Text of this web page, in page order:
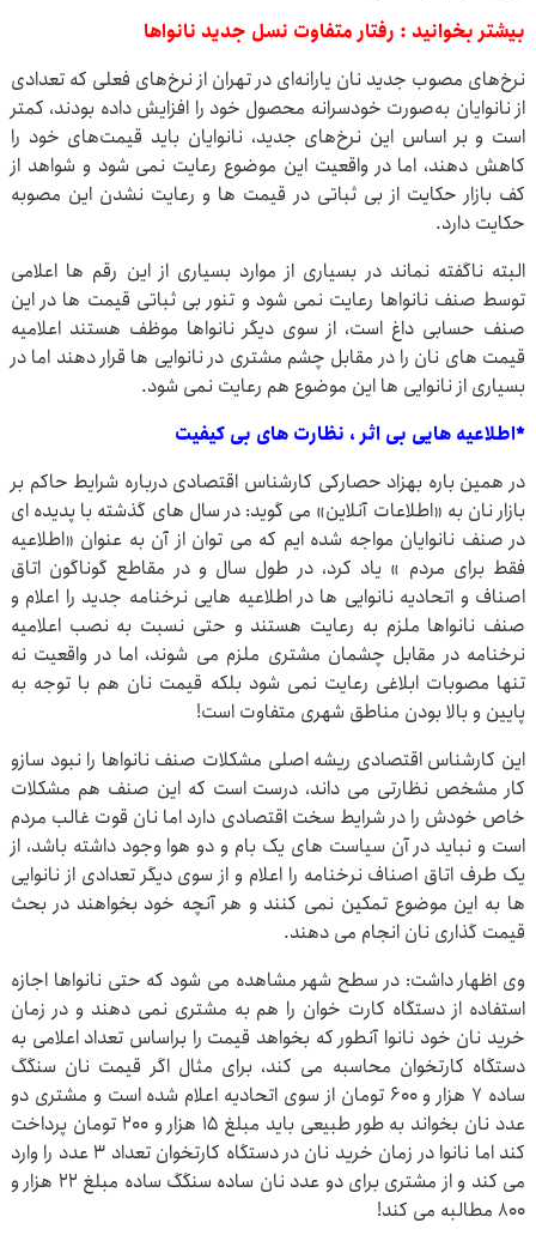
بیشتر بخوانید : رفتار متفاوت نسل جدید نانواها
نرخ‌های مصوب جدید نان یارانه‌ای در تهران از نرخ‌های فعلی که تعدادی
از نانوایان به‌صورت خودسرانه محصول خود را افزایش داده بودند، کمتر
است و بر اساس این نرخ‌های جدید، نانوایان باید قیمت‌های خود را
کاهش دهند، اما در واقعیت این موضوع رعایت نمی شود و شواهد از
کف بازار حکایت از بی ثباتی در قیمت ها و رعایت نشدن این مصوبه
حکایت دارد.
البته ناگفته نماند در بسیاری از موارد بسیاری از این رقم ها اعلامی
توسط صنف نانواها رعایت نمی شود و تنور بی ثباتی قیمت ها در این
صنف حسابی داغ است، از سوی دیگر نانواها موظف هستند اعلامیه
قیمت های نان را در مقابل چشم مشتری در نانوایی ها قرار دهند اما در
بسیاری از نانوایی ها این موضوع هم رعایت نمی شود.
*اطلاعیه هایی بی اثر ، نظارت های بی کیفیت
در همین باره بهزاد حصارکی کارشناس اقتصادی درباره شرایط حاکم بر
بازار نان به «اطلاعات آنلاین» می گوید: در سال های گذشته با پدیده ای
در صنف نانوایان مواجه شده ایم که می توان از آن به عنوان «اطلاعیه
فقط برای مردم » یاد کرد، در طول سال و در مقاطع گوناگون اتاق
اصناف و اتحادیه نانوایی ها در اطلاعیه هایی نرخنامه جدید را اعلام و
صنف نانواها ملزم به رعایت هستند و حتی نسبت به نصب اعلامیه
نرخنامه در مقابل چشمان مشتری ملزم می شوند، اما در واقعیت نه
تنها مصوبات ابلاغی رعایت نمی شود بلکه قیمت نان هم با توجه به
پایین و بالا بودن مناطق شهری متفاوت است!
این کارشناس اقتصادی ریشه اصلی مشکلات صنف نانواها را نبود سازو
کار مشخص نظارتی می داند، درست است که این صنف هم مشکلات
خاص خودش را در شرایط سخت اقتصادی دارد اما نان قوت غالب مردم
است و نباید در آن سیاست های یک بام و دو هوا وجود داشته باشد، از
یک طرف اتاق اصناف نرخنامه را اعلام و از سوی دیگر تعدادی از نانوایی
ها به این موضوع تمکین نمی کنند و هر آنچه خود بخواهند در بحث
قیمت گذاری نان انجام می دهند.
وی اظهار داشت: در سطح شهر مشاهده می شود که حتی نانواها اجازه
استفاده از دستگاه کارت خوان را هم به مشتری نمی دهند و در زمان
خرید نان خود نانوا آنطور که بخواهد قیمت را براساس تعداد اعلامی به
دستگاه کارتخوان محاسبه می کند، برای مثال اگر قیمت نان سنگگ
ساده ۷ هزار و ۶۰۰ تومان از سوی اتحادیه اعلام شده است و مشتری دو
عدد نان بخواند به طور طبیعی باید مبلغ ۱۵ هزار و ۲۰۰ تومان پرداخت
کند اما نانوا در زمان خرید نان در دستگاه کارتخوان تعداد ۳ عدد را وارد
می کند و از مشتری برای دو عدد نان ساده سنگگ ساده مبلغ ۲۲ هزار و
۸۰۰ مطالبه می کند!